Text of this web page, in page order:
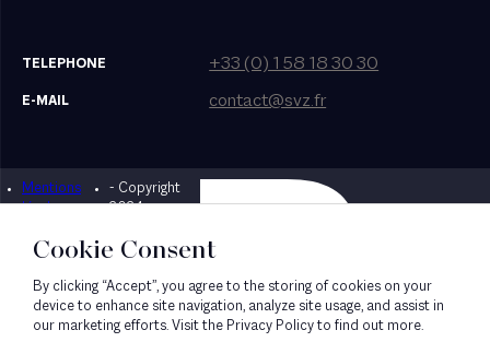
TELEPHONE +33 (0) 1 58 18 30 30
E-MAIL contact@svz.fr
Mentions
légales
- Copyright
2024
Designed by Bonhomme
Cookie Consent
By clicking “Accept”, you agree to the storing of cookies on your
device to enhance site navigation, analyze site usage, and assist in
our marketing efforts. Visit the Privacy Policy to find out more.